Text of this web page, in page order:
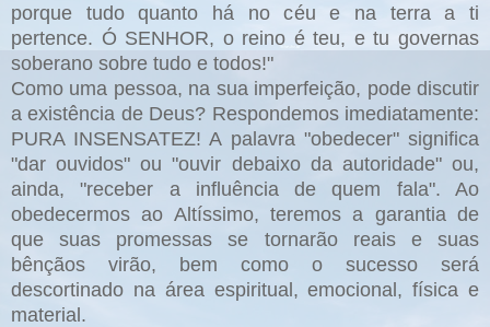
porque tudo quanto há no céu e na terra a ti
pertence. Ó SENHOR, o reino é teu, e tu governas
soberano sobre tudo e todos!"
Como uma pessoa, na sua imperfeição, pode discutir
a existência de Deus? Respondemos imediatamente:
PURA INSENSATEZ! A palavra "obedecer" significa
"dar ouvidos" ou "ouvir debaixo da autoridade" ou,
ainda, "receber a influência de quem fala". Ao
obedecermos ao Altíssimo, teremos a garantia de
que suas promessas se tornarão reais e suas
bênçãos virão, bem como o sucesso será
descortinado na área espiritual, emocional, física e
material.